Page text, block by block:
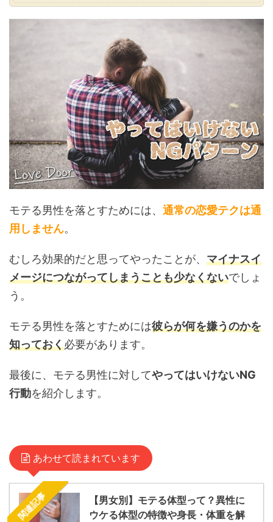
モテる男性を落とすためには、 通常の恋愛テクは通
用しません。
むしろ効果的だと思ってやったことが、 マイナスイ
メージにつながってしまうことも少なくないでしょ
う。
モテる男性を落とすためには彼らが何を嫌うのかを
知っておく必要があります。
最後に、モテる男性に対してやってはいけないNG
行動を紹介します。
あわせて読まれています
関連記事
【男女別】モテる体型って？異性に
ウケる体型の特徴や身長・体重を解